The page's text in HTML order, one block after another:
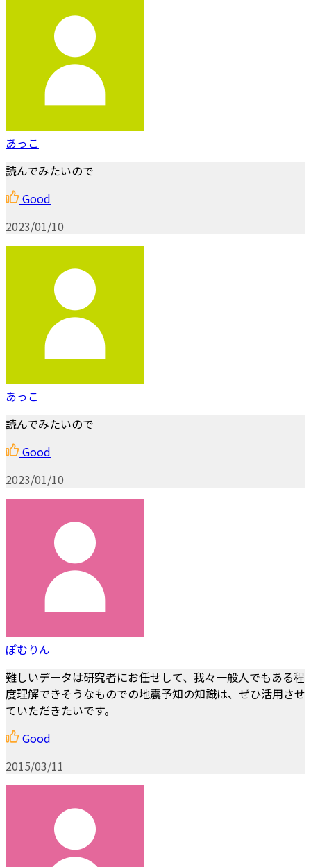
あっこ
読んでみたいので
Good
2023/01/10
あっこ
読んでみたいので
Good
2023/01/10
ぽむりん
難しいデータは研究者にお任せして、我々一般人でもある程
度理解できそうなものでの地震予知の知識は、ぜひ活用させ
ていただきたいです。
Good
2015/03/11